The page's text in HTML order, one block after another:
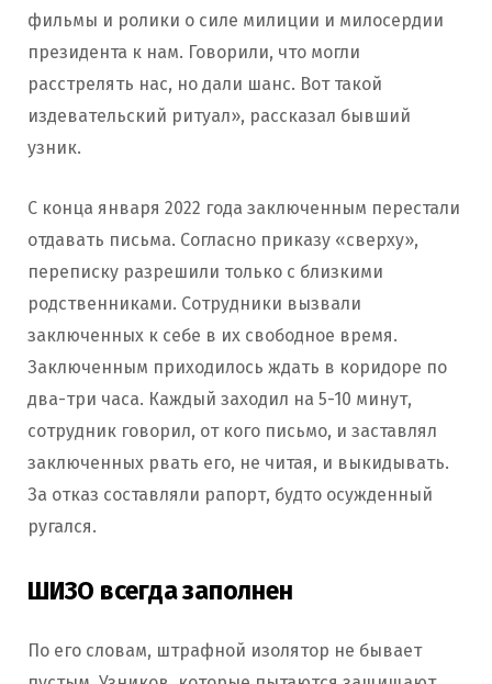
фильмы и ролики о силе милиции и милосердии
президента к нам. Говорили, что могли
расстрелять нас, но дали шанс. Вот такой
издевательский ритуал», рассказал бывший
узник.
С конца января 2022 года заключенным перестали
отдавать письма. Согласно приказу «сверху»,
переписку разрешили только с близкими
родственниками. Сотрудники вызвали
заключенных к себе в их свободное время.
Заключенным приходилось ждать в коридоре по
два-три часа. Каждый заходил на 5-10 минут,
сотрудник говорил, от кого письмо, и заставлял
заключенных рвать его, не читая, и выкидывать.
За отказ составляли рапорт, будто осужденный
ругался.
ШИЗО всегда заполнен
По его словам, штрафной изолятор не бывает